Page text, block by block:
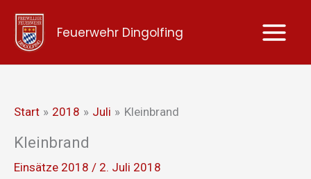
Zum
Inhalt
springen
Feuerwehr Dingolfing
Start 2018 Juli Kleinbrand
Kleinbrand
Einsätze 2018 / 2. Juli 2018